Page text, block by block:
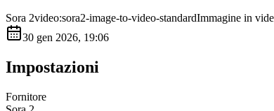
Sora 2video:sora2-image-to-video-standardImmagine in
30 gen 2026, 19:06
Impostazioni
Fornitore